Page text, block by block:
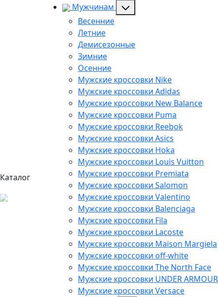
Каталог
Мужчинам
Весенние
Летние
Демисезонные
Зимние
Осенние
Мужские кроссовки Nike
Мужские кроссовки Adidas
Мужские кроссовки New Balance
Мужские кроссовки Puma
Мужские кроссовки Reebok
Мужские кроссовки Asics
Мужские кроссовки Hoka
Мужские кроссовки Louis Vuitton
Мужские кроссовки Premiata
Мужские кроссовки Salomon
Мужские кроссовки Valentino
Мужские кроссовки Balenciaga
Мужские кроссовки Fila
Мужские кроссовки Lacoste
Мужские кроссовки Maison Margiela
Мужские кроссовки off-white
Мужские кроссовки The North Face
Мужские кроссовки UNDER ARMOUR
Мужские кроссовки Versace